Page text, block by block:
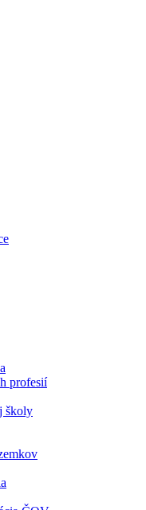
profesií
školy